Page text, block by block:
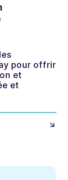
pour offrir
et
et